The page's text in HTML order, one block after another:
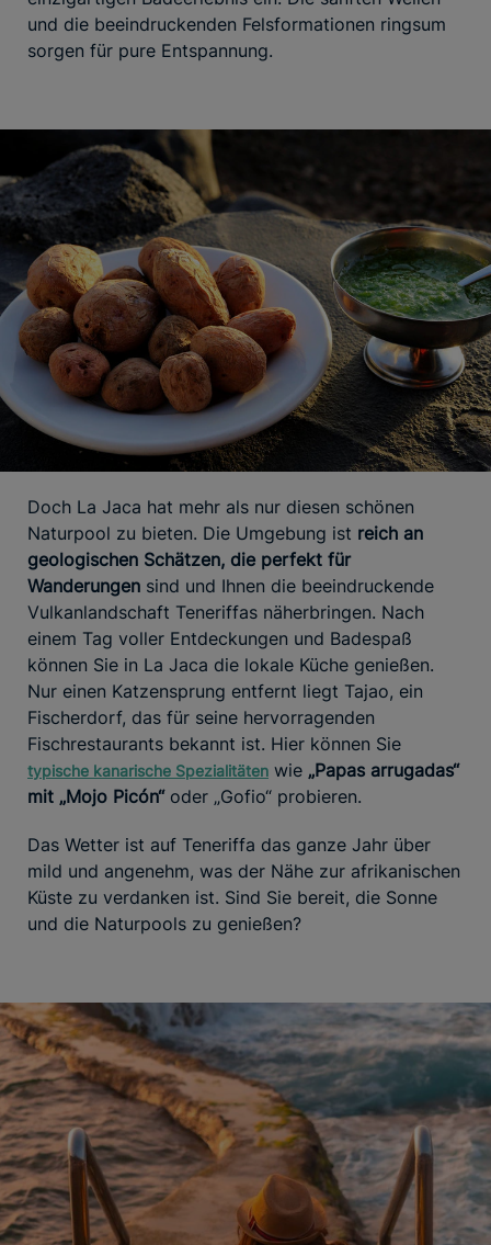
und die beeindruckenden Felsformationen ringsum
sorgen für pure Entspannung.
Doch La Jaca hat mehr als nur diesen schönen
Naturpool zu bieten. Die Umgebung ist reich an
geologischen Schätzen, die perfekt für
Wanderungen sind und Ihnen die beeindruckende
Vulkanlandschaft Teneriffas näherbringen. Nach
einem Tag voller Entdeckungen und Badespaß
können Sie in La Jaca die lokale Küche genießen.
Nur einen Katzensprung entfernt liegt Tajao, ein
Fischerdorf, das für seine hervorragenden
Fischrestaurants bekannt ist. Hier können Sie
typische kanarische Spezialitäten wie „Papas arrugadas“
mit „Mojo Picón“oder „Gofio“ probieren.
Das Wetter ist auf Teneriffa das ganze Jahr über
mild und angenehm, was der Nähe zur afrikanischen
Küste zu verdanken ist. Sind Sie bereit, die Sonne
und die Naturpools zu genießen?